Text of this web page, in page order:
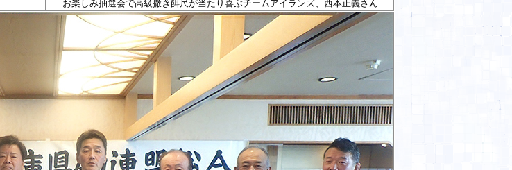
お楽しみ抽選会で高級撒き餌尺が当たり喜ぶチームアイランズ、西本正義さん